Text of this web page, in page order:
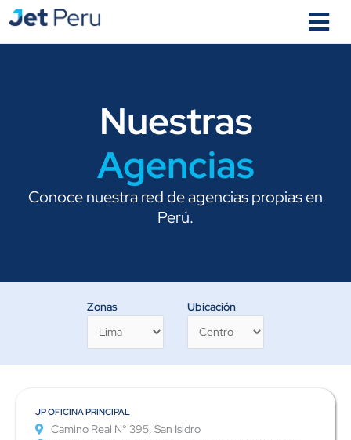
contenido
Nuestras
Agencias
Conoce nuestra red de agencias propias en
Perú.
Zonas Ubicación
JP OFICINA PRINCIPAL
Camino Real N° 395, San Isidro